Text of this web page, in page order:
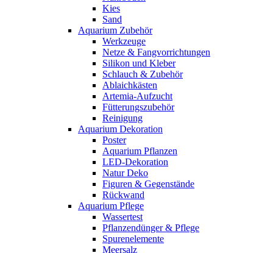
Kies
Sand
Aquarium Zubehör
Werkzeuge
Netze & Fangvorrichtungen
Silikon und Kleber
Schlauch & Zubehör
Ablaichkästen
Artemia-Aufzucht
Fütterungszubehör
Reinigung
Aquarium Dekoration
Poster
Aquarium Pflanzen
LED-Dekoration
Natur Deko
Figuren & Gegenstände
Rückwand
Aquarium Pflege
Wassertest
Pflanzendünger & Pflege
Spurenelemente
Meersalz